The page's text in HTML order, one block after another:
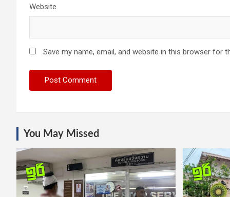
Website
Save my name, email, and website in this browser for
You May Missed